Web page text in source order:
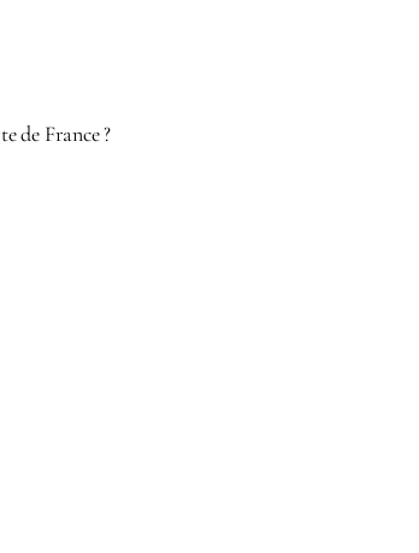
de France ?